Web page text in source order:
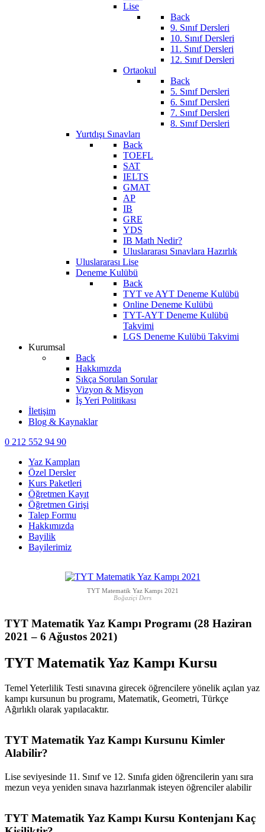
Lise
Back
9. Sınıf Dersleri
10. Sınıf Dersleri
11. Sınıf Dersleri
12. Sınıf Dersleri
Ortaokul
Back
5. Sınıf Dersleri
6. Sınıf Dersleri
7. Sınıf Dersleri
8. Sınıf Dersleri
Yurtdışı Sınavları
Back
TOEFL
SAT
IELTS
GMAT
AP
IB
GRE
YDS
IB Math Nedir?
Uluslararası Sınavlara Hazırlık
Uluslararası Lise
Deneme Kulübü
Back
TYT ve AYT Deneme Kulübü
Online Deneme Kulübü
TYT-AYT Deneme Kulübü
Takvimi
LGS Deneme Kulübü Takvimi
Kurumsal
Back
Hakkımızda
Sıkça Sorulan Sorular
Vizyon & Misyon
İş Yeri Politikası
İletişim
Blog & Kaynaklar
0 212 552 94 90
Yaz Kampları
Özel Dersler
Kurs Paketleri
Öğretmen Kayıt
Öğretmen Girişi
Talep Formu
Hakkımızda
Bayilik
Bayilerimiz
TYT Matematik Yaz Kampı 2021
Boğaziçi Ders
TYT Matematik Yaz Kampı Programı (28 Haziran
2021 – 6 Ağustos 2021)
TYT Matematik Yaz Kampı Kursu
Temel Yeterlilik Testi sınavına girecek öğrencilere yönelik açılan yaz
kampı kursunun bu programı, Matematik, Geometri, Türkçe
Ağırlıklı olarak yapılacaktır.
TYT Matematik Yaz Kampı Kursunu Kimler
Alabilir?
Lise seviyesinde 11. Sınıf ve 12. Sınıfa giden öğrencilerin yanı sıra
mezun veya yeniden sınava hazırlanmak isteyen öğrenciler alabilir
TYT Matematik Yaz Kampı Kursu Kontenjanı Kaç